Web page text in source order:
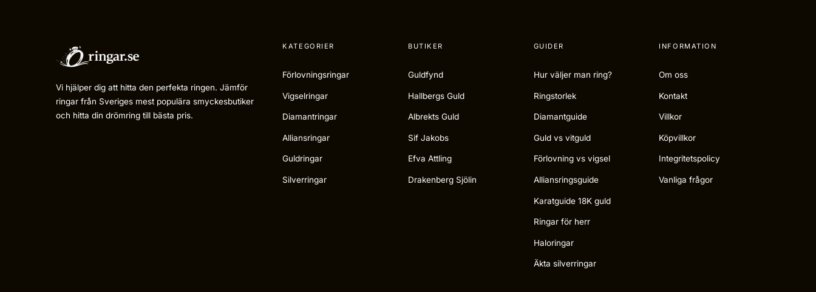
Vi hjälper dig att hitta den perfekta ringen. Jämför
ringar från Sveriges mest populära smyckesbutiker
och hitta din drömring till bästa pris.
KATEGORIER
Förlovningsringar
Vigselringar
Diamantringar
Alliansringar
Guldringar
Silverringar
BUTIKER
Guldfynd
Hallbergs Guld
Albrekts Guld
Sif Jakobs
Efva Attling
Drakenberg Sjölin
GUIDER
Hur väljer man ring?
Ringstorlek
Diamantguide
Guld vs vitguld
Förlovning vs vigsel
Alliansringsguide
Karatguide 18K guld
Ringar för herr
Haloringar
Äkta silverringar
INFORMATION
Om oss
Kontakt
Villkor
Köpvillkor
Integritetspolicy
Vanliga frågor